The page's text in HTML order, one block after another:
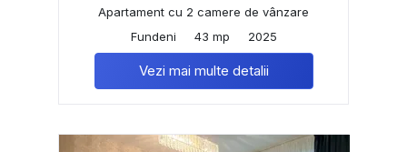
Apartament cu 2 camere de vânzare
Fundeni
43 mp 2025
Vezi mai multe detalii